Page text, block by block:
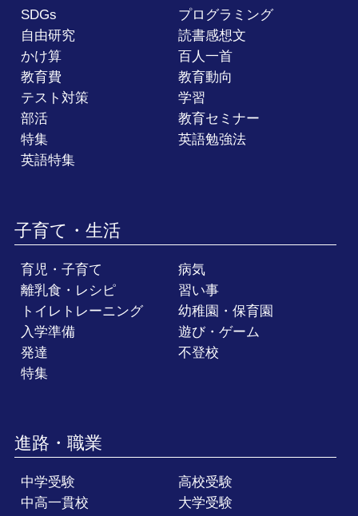
SDGs
プログラミング
自由研究
読書感想文
かけ算
百人一首
教育費
教育動向
テスト対策
学習
部活
教育セミナー
特集
英語勉強法
英語特集
子育て・生活
育児・子育て
病気
離乳食・レシピ
習い事
トイレトレーニング
幼稚園・保育園
入学準備
遊び・ゲーム
発達
不登校
特集
進路・職業
中学受験
高校受験
中高一貫校
大学受験